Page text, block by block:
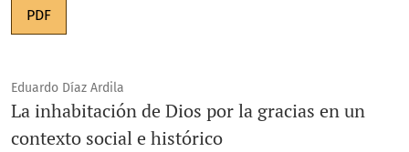
PDF
Eduardo Díaz Ardila
La inhabitación de Dios por la gracias en un
contexto social e histórico